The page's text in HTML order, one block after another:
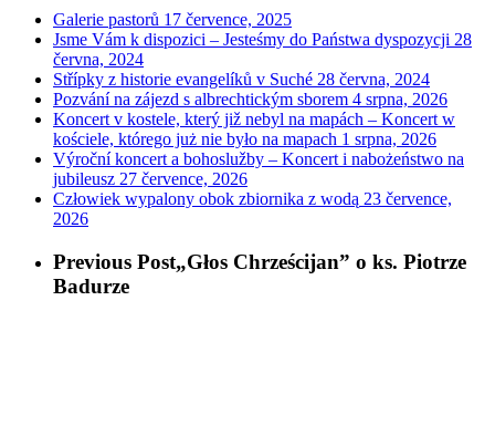
Galerie pastorů 17 července, 2025
Jsme Vám k dispozici – Jesteśmy do Państwa dyspozycji 28
června, 2024
Střípky z historie evangelíků v Suché 28 června, 2024
Pozvání na zájezd s albrechtickým sborem 4 srpna, 2026
Koncert v kostele, který již nebyl na mapách – Koncert w
kościele, którego już nie było na mapach 1 srpna, 2026
Výroční koncert a bohoslužby – Koncert i nabożeństwo na
jubileusz 27 července, 2026
Człowiek wypalony obok zbiornika z wodą 23 července,
2026
Previous Post„Głos Chrześcijan” o ks. Piotrze
Badurze